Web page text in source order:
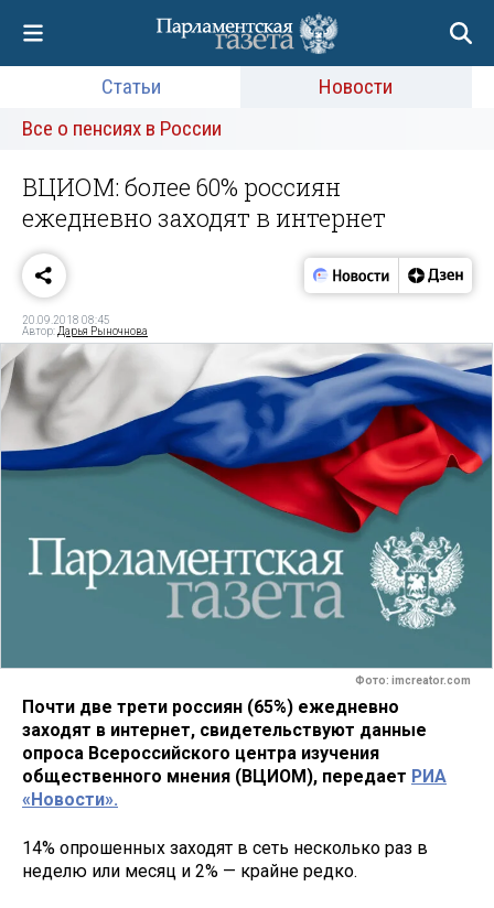
Статьи
Новости
Все о пенсиях в России
ВЦИОМ: более 60% россиян
ежедневно заходят в интернет
20.09.2018 08:45
Автор: Дарья Рыночнова
Фото: imcreator.com
Почти две трети россиян (65%) ежедневно
заходят в интернет, свидетельствуют данные
опроса Всероссийского центра изучения
общественного мнения (ВЦИОМ), передает РИА
«Новости».
14% опрошенных заходят в сеть несколько раз в
неделю или месяц и 2% — крайне редко.